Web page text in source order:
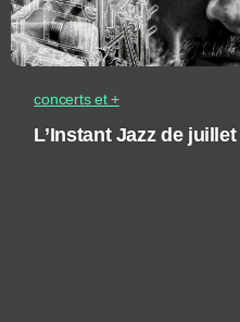
concerts et +
L’Instant Jazz de